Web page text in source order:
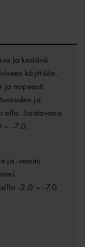
ja kestävä
käyttöön.
ja nopeasti
ja
alla. Saatavana
– -7.0.
ja -remmi
-2.0 – -7.0